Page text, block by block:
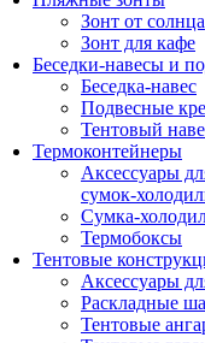
Зонт от солнца
Зонт для кафе
Беседки-навесы и
Беседка-навес
Подвесные
Тентовый
Термоконтейнеры
Аксессуары
сумок-
Сумка-
Термобоксы
Тентовые
Аксессуары
Раскладные
Тентовые